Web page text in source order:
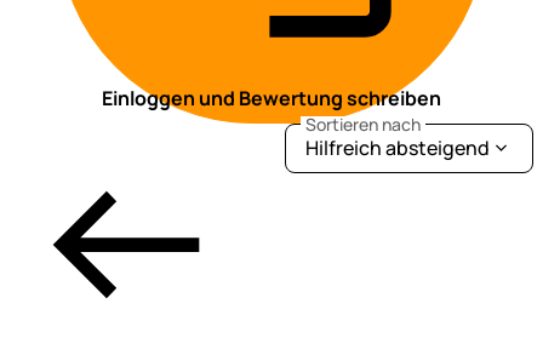
Einloggen und Bewertung schreiben
Sortieren nach
Hilfreich absteigend